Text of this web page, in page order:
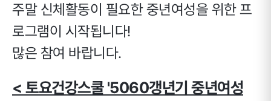
주말 신체활동이 필요한 중년여성을 위한 프
로그램이 시작됩니다!
많은 참여 바랍니다.
< 토요건강스쿨 '5060갱년기 중년여성